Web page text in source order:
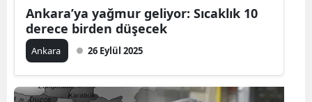
Ankara’ya yağmur geliyor: Sıcaklık 10
derece birden düşecek
Ankara 26 Eylül 2025